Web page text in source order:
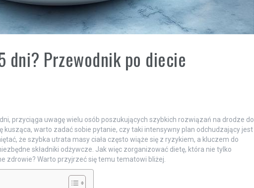
dni? Przewodnik po diecie
przyciąga uwagę wielu osób poszukujących szybkich rozwiązań na drodze do
kusząca, warto zadać sobie pytanie, czy taki intensywny plan odchudzający jest
że szybka utrata masy ciała często wiąże się z ryzykiem, a kluczem do
składniki odżywcze. Jak więc zorganizować dietę, która nie tylko
zdrowie? Warto przyjrzeć się temu tematowi bliżej.